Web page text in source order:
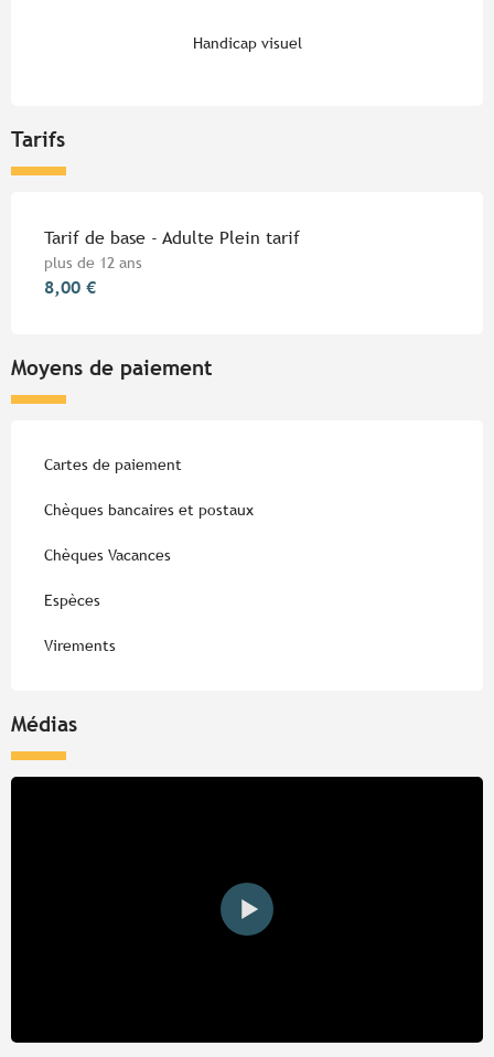
Handicap visuel
Tarifs
Tarifs 2026
Tarif de base - Adulte Plein tarif
plus de 12 ans
8,00 €
Moyens de paiement
Cartes de paiement
Chèques bancaires et postaux
Chèques Vacances
Espèces
Virements
Médias